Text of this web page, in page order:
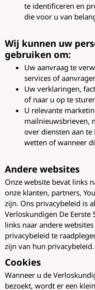
te identificeren en
die voor u van
Wij kunnen uw
gebruiken om:
Uw aanvraag te
services of
Uw verklaringen,
of naar u op te
U relevante
mailnieuwsbrieven,
over diensten aan
wetten of wanneer
Andere websites
Onze website bevat links
onze klanten, partners,
zijn. Ons privacybeleid is
Verloskundigen De Eerste
links naar andere
privacybeleid te
zijn van hun privacybeleid.
Cookies
Wanneer u de
bezoekt, wordt er een